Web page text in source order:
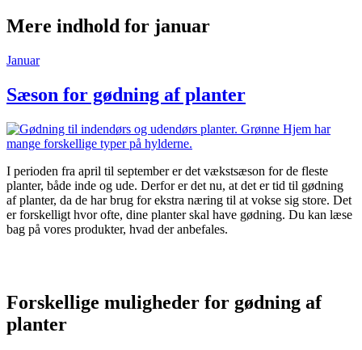
Mere indhold for januar
Januar
Sæson for gødning af planter
I perioden fra april til september er det vækstsæson for de fleste
planter, både inde og ude. Derfor er det nu, at det er tid til gødning
af planter, da de har brug for ekstra næring til at vokse sig store. Det
er forskelligt hvor ofte, dine planter skal have gødning. Du kan læse
bag på vores produkter, hvad der anbefales.
Forskellige muligheder for gødning af
planter